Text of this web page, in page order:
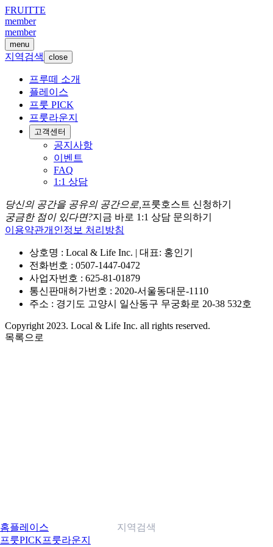
FRUITTE
member
member
menu
지역검색 close
프루떼 소개
플레이스
프룻 PICK
프룻라운지
고객센터
공지사항
이벤트
FAQ
1:1 상담
당신의 공간을 공유의 공간으로, 프룻호스트 신청하기
궁금한 점이 있다면?지금 바로 1:1 상담 문의하기
이용약관개인정보 처리방침
상호명 : Local & Life Inc. | 대표: 홍인기
전화번호 : 0507-1447-0472
사업자번호 : 625-81-01879
통신판매허가번호 : 2020-서울동대문-1110
주소 : 경기도 고양시 일산동구 무궁화로 20-38 532호
Copyright 2023. Local & Life Inc. all rights reserved.
목록으로
홈플레이스
프룻PICK프룻라운지
지역검색